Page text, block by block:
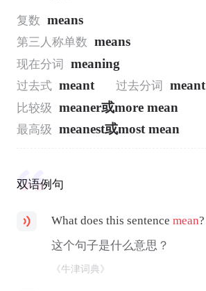
复数 means
第三人称单数 means
现在分词 meaning
过去式 meant 过去分词 meant
比较级 meaner或more mean
最高级 meanest或most mean
双语例句
What does this sentencemean?
这个句子是什么意思？
《牛津词典》